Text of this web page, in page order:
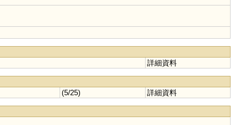
詳細資料
(5/25) 詳細資料